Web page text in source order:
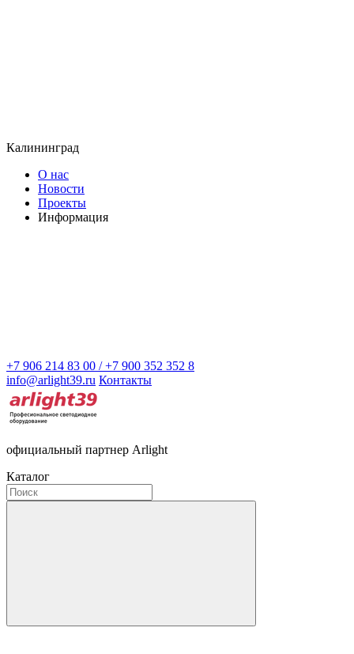
Калининград
О нас
Новости
Проекты
Информация
+7 906 214 83 00 / +7 900 352 352 8
info@arlight39.ru Контакты
официальный партнер Arlight
Каталог